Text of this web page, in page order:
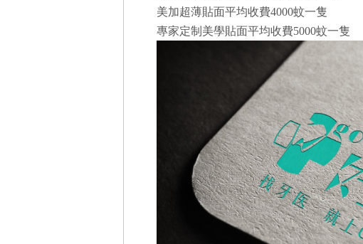
美加超薄貼面平均收費4000蚊一隻
專家定制美學貼面平均收費5000蚊一隻